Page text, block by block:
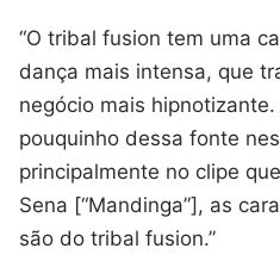
“O tribal fusion tem uma
dança mais intensa, que
negócio mais
pouquinho dessa fonte
principalmente no clipe
Sena [“Mandinga”], as
são do tribal fusion.”